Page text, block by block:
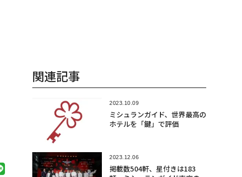
関連記事
2023.10.09
ミシュランガイド、世界最高の
ホテルを「鍵」で評価
2023.12.06
掲載数504軒、星付きは183